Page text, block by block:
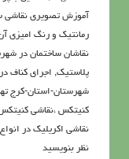
آموزش تصویری نقاشی
رمانتیک و رنگ امیزی
نقاشان ساختمان در
پلاستیک, اجرای کناف
شهرستان-استان-کرج
کنیتکس ،نقاشي
نقاشی اکریلیک در
نظر بنویسید